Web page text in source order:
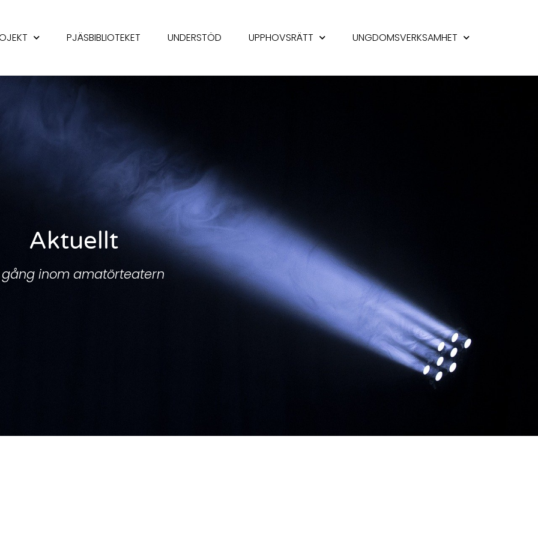
PJÄSBIBLIOTEKET UNDERSTÖD UPPHOVSRÄTT UNGDOMSVERKSAMHET
Aktuellt
gång inom amatörteatern